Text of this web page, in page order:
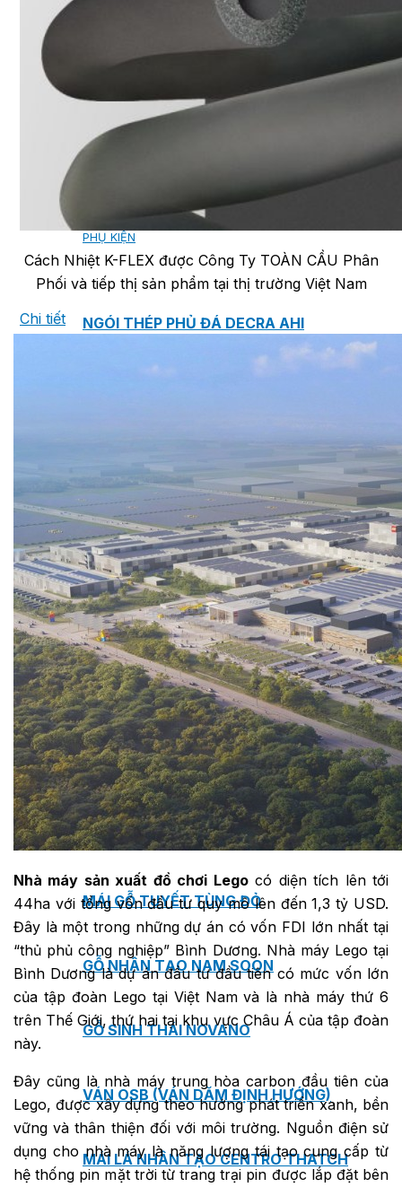
NGÓI BITUM PHỦ ĐÁ IKO
MARATHON (VIÊN GẠCH)
SUPERGLASS BIBER (VẢY CÁ)
CAMBRIDGE (XẾP LỚP)
CAMBRIDGE XTREME
DYNASTY
PHỤ KIỆN
NGÓI THÉP PHỦ ĐÁ DECRA AHI
CF SHAKE
CF SHINGLE
CALIBRE
TẤM LỢP KIM LOẠI
PREMIUM - COPPER PRESTIGE ULTIMETAL HD
PREMIUM - COPPER PRESTIGE COMPACT PLUS
PREMIUM - COPPER PRESTIGE ELITE
PREMIUM - COPPER PRESTIGE TRADITIONAL
TẤM ỐP VOX
TẤM ỐP TRẦN INFRATOP
TẤM ỐP TƯỜNG MAX-3
TẤM ỐP ĐA NĂNG FRONTO
MÁI GỖ TUYẾT TÙNG ĐỎ
GỖ NHÂN TẠO NAM SOON
GỖ SINH THÁI NOVANO
VÁN OSB (VÁN DĂM ĐỊNH HƯỚNG)
MÁI LÁ NHÂN TẠO CENTRO THATCH
Cách Nhiệt K-FLEX được Công Ty TOÀN CẦU Phân
Phối và tiếp thị sản phẩm tại thị trường Việt Nam
Chi tiết
Nhà máy sản xuất đồ chơi Legocó diện tích lên tới
44ha với tổng vốn đầu tư quy mô lên đến 1,3 tỷ USD.
Đây là một trong những dự án có vốn FDI lớn nhất tại
“thủ phủ công nghiệp” Bình Dương. Nhà máy Lego tại
Bình Dương là dự án đầu tư đầu tiên có mức vốn lớn
của tập đoàn Lego tại Việt Nam và là nhà máy thứ 6
trên Thế Giới, thứ hai tại khu vực Châu Á của tập đoàn
này.
Đây cũng là nhà máy trung hòa carbon đầu tiên của
Lego, được xây dựng theo hướng phát triển xanh, bền
vững và thân thiện đối với môi trường. Nguồn điện sử
dụng cho nhà máy là năng lượng tái tạo cung cấp từ
hệ thống pin mặt trời từ trang trại pin được lắp đặt bên